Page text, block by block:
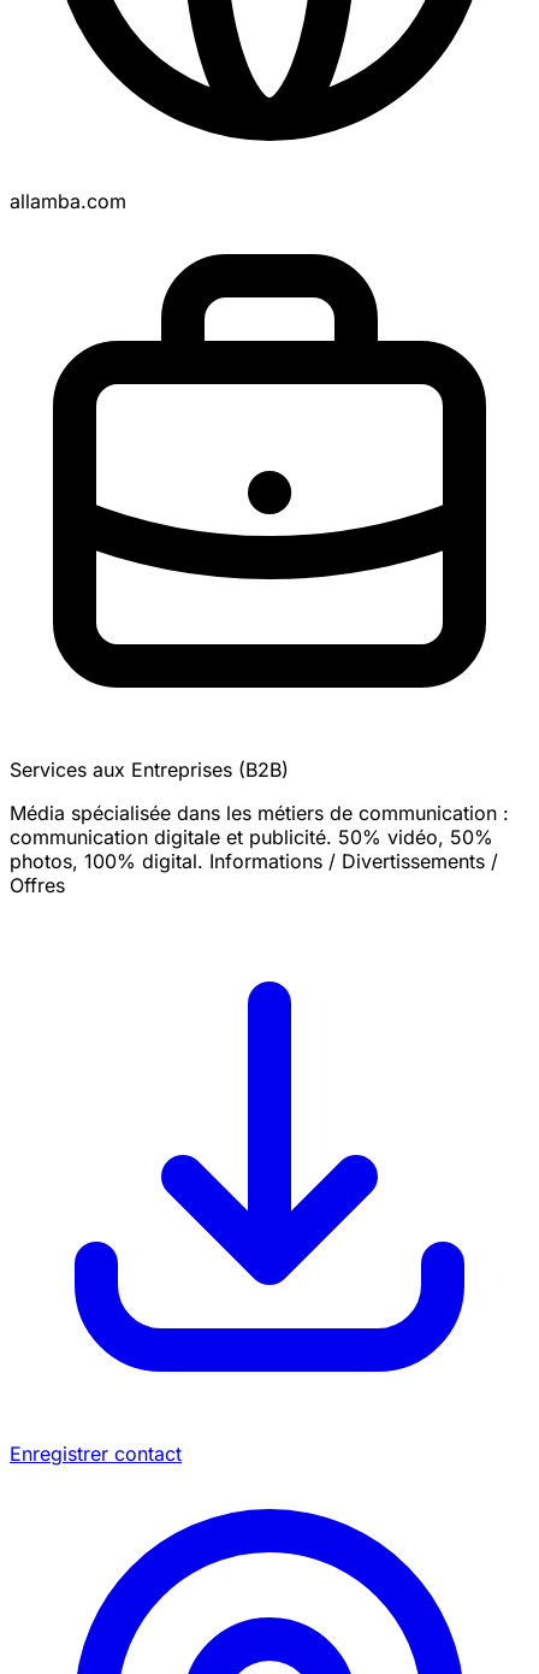
allamba.com
Services aux Entreprises (B2B)
Média spécialisée dans les métiers de communication :
communication digitale et publicité. 50% vidéo, 50%
photos, 100% digital. Informations / Divertissements /
Offres
Enregistrer contact